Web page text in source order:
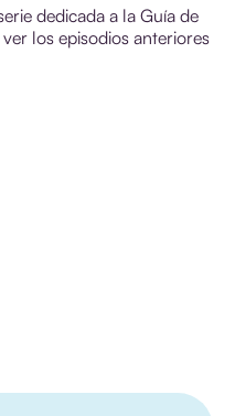
dedicada a la Guía de
los episodios anteriores